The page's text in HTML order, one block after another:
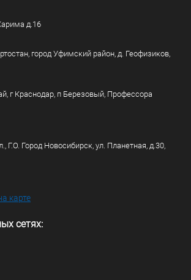
д.16
город Уфимский район, д. Геофизиков,
г Краснодар, п Березовый, Профессора
Г.О. Город Новосибирск, ул. Планетная, д.30,
карте
сетях: